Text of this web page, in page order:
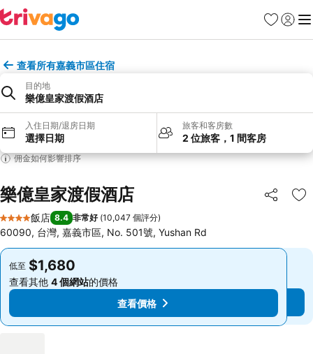
我的最愛
登入 選
查看所有嘉義市區住宿
目的地
樂億皇家渡假酒店
入住日期/退房日期
選擇日期
旅客和客房數
2 位旅客，1 間客房
佣金如何影響排序
樂億皇家渡假酒店 分享
加
4 星級
飯店 8.4 非常好 (10,047 個評分)
60090, 台灣, 嘉義市區, No. 501號, Yushan Rd
低至 $1,680
查看其他 4 個網站的價格
查看價格
低至 $1,680
查看其他 4 個網站的價格
查看價格